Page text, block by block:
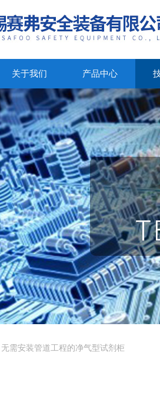
关于我们 产品中心
需安装管道工程的净气型试剂柜